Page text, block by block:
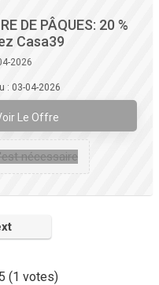
DE PÂQUES: 20 %
Casa39
2026
: 03-04-2026
Le Offre
nécessaire
5 (1 votes)